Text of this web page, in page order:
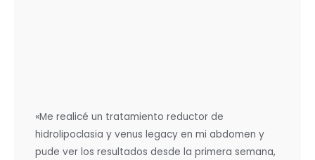
«Me realicé un tratamiento reductor de
hidrolipoclasia y venus legacy en mi abdomen y
pude ver los resultados desde la primera semana,